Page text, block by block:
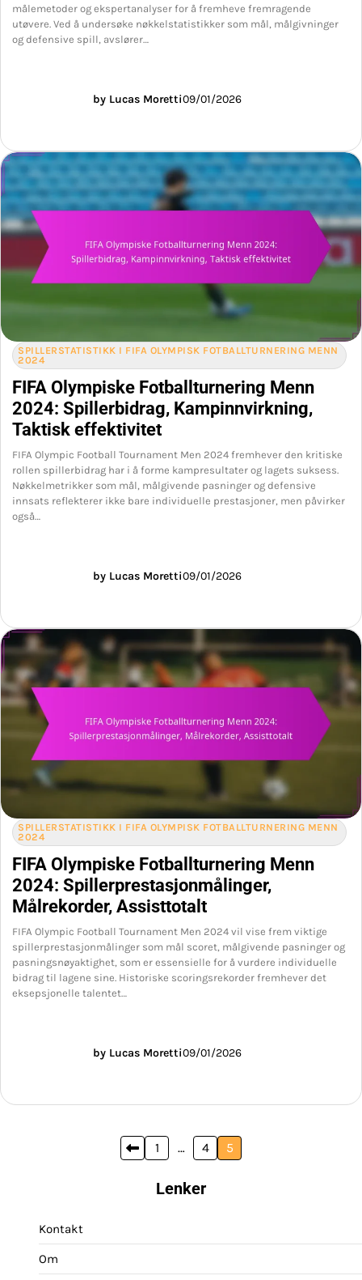
målemetoder og ekspertanalyser for å fremheve fremragende
utøvere. Ved å undersøke nøkkelstatistikker som mål, målgivninger
og defensive spill, avslører…
by Lucas Moretti09/01/2026
SPILLERSTATISTIKK I FIFA OLYMPISK FOTBALLTURNERING MENN
2024
FIFA Olympiske Fotballturnering Menn
2024: Spillerbidrag, Kampinnvirkning,
Taktisk effektivitet
FIFA Olympic Football Tournament Men 2024 fremhever den kritiske
rollen spillerbidrag har i å forme kampresultater og lagets suksess.
Nøkkelmetrikker som mål, målgivende pasninger og defensive
innsats reflekterer ikke bare individuelle prestasjoner, men påvirker
også…
by Lucas Moretti09/01/2026
SPILLERSTATISTIKK I FIFA OLYMPISK FOTBALLTURNERING MENN
2024
FIFA Olympiske Fotballturnering Menn
2024: Spillerprestasjonmålinger,
Målrekorder, Assisttotalt
FIFA Olympic Football Tournament Men 2024 vil vise frem viktige
spillerprestasjonmålinger som mål scoret, målgivende pasninger og
pasningsnøyaktighet, som er essensielle for å vurdere individuelle
bidrag til lagene sine. Historiske scoringsrekorder fremhever det
eksepsjonelle talentet…
by Lucas Moretti09/01/2026
1 … 4 5
Lenker
Kontakt
Om